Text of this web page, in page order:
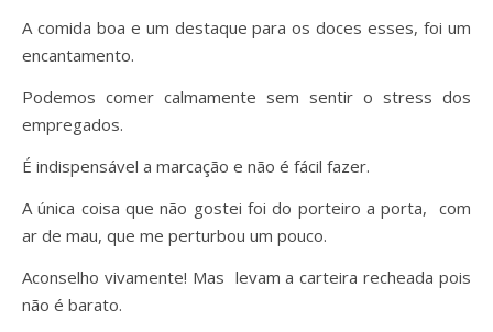
A comida boa e um destaque para os doces esses, foi um
encantamento.
Podemos comer calmamente sem sentir o stress dos
empregados.
É indispensável a marcação e não é fácil fazer.
A única coisa que não gostei foi do porteiro a porta, com
ar de mau, que me perturbou um pouco.
Aconselho vivamente! Mas levam a carteira recheada pois
não é barato.